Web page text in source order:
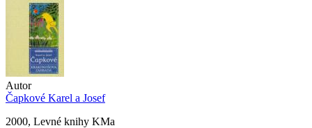
Autor
Čapkové Karel a Josef
2000, Levné knihy KMa